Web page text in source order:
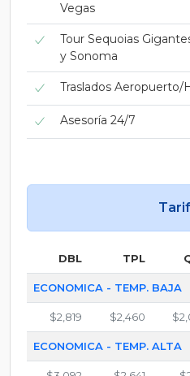
Vegas
Tour Sequoias
y Sonoma
Traslados
Asesoría 24/7
DBL TPL
ECONOMICA - TEMP. BAJA
$2,819 $2,460
ECONOMICA - TEMP. ALTA